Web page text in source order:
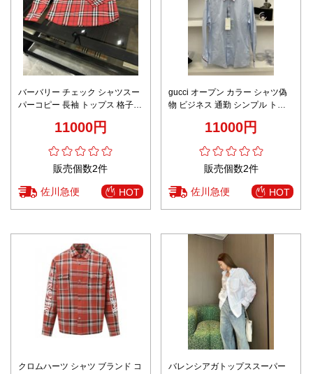
バーバリー チェック シャツスー
パーコピー 長袖 トップス 格子模
11000円
販売個数2件
佐川急便 HOT
gucci オープン カラー シャツ偽
物 ビジネス 通勤 シンプル トッ
11000円
販売個数2件
佐川急便 HOT
クロムハーツ シャツ ブランド コ
バレンシアガトップススーパー